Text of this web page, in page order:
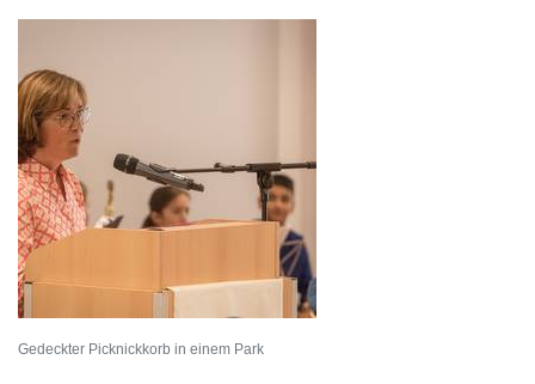
Gedeckter Picknickkorb in einem Park